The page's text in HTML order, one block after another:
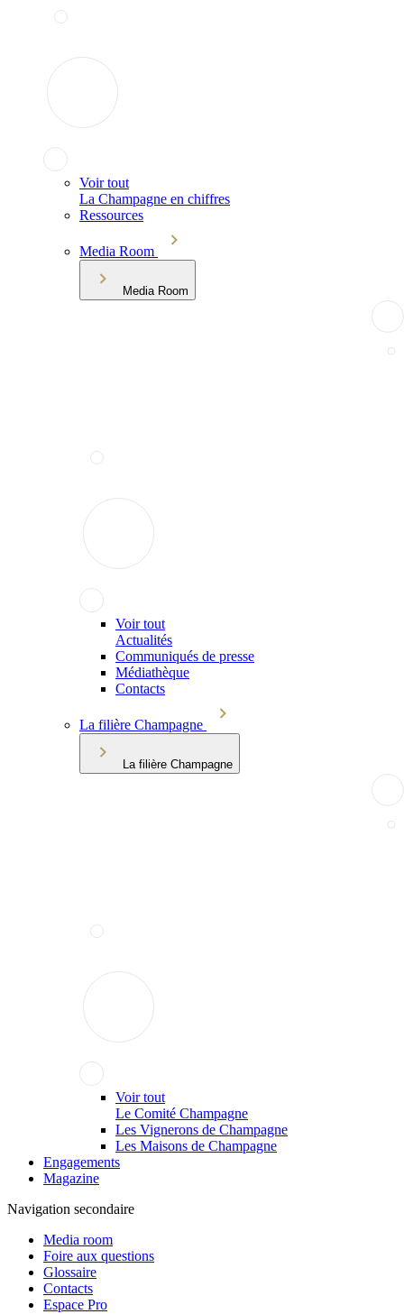
Voir tout
La Champagne en chiffres
Ressources
Media Room
Media Room
Voir tout
Actualités
Communiqués de presse
Médiathèque
Contacts
La filière Champagne
La filière Champagne
Voir tout
Le Comité Champagne
Les Vignerons de Champagne
Les Maisons de Champagne
Engagements
Magazine
Navigation secondaire
Media room
Foire aux questions
Glossaire
Contacts
Espace Pro